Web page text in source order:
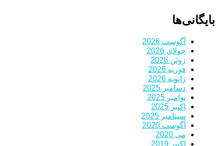
بایگانی‌ها
آگوست 2026
جولای 2026
ژوئن 2026
فوریه 2026
ژانویه 2026
دسامبر 2025
نوامبر 2025
اکتبر 2025
سپتامبر 2025
آگوست 2020
می 2020
اکتبر 2019